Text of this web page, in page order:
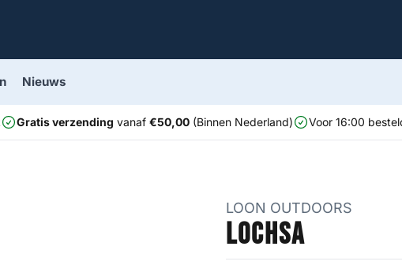
Nieuws
Gratis verzending vanaf €50,00(Binnen Nederland) Voor 16:00
LOON OUTDOORS
Lochsa